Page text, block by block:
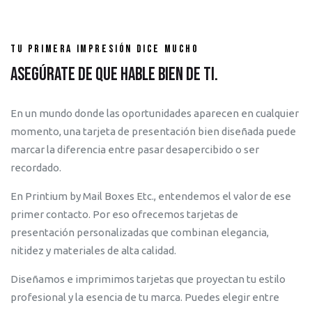
Tu primera impresión dice mucho
Asegúrate de que hable bien de ti.
En un mundo donde las oportunidades aparecen en cualquier
momento, una tarjeta de presentación bien diseñada puede
marcar la diferencia entre pasar desapercibido o ser
recordado.
En Printium by Mail Boxes Etc., entendemos el valor de ese
primer contacto. Por eso ofrecemos tarjetas de
presentación personalizadas que combinan elegancia,
nitidez y materiales de alta calidad.
Diseñamos e imprimimos tarjetas que proyectan tu estilo
profesional y la esencia de tu marca. Puedes elegir entre